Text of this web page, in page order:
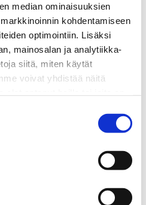
median ominaisuuksien
kohdentamiseen
optimointiin. Lisäksi
mainosalan ja analytiikka-
siitä, miten käytät
voivat yhdistää näitä
järjestää jo
Autoteknillisen
Gracella Turusta
2.12.2017. Ohjelma, hinnat
tuosta alta.
mennessä.
ry ja Turun amk Oy
Uuden autotekniikan
Pitkämatkalaisia
saamisessa
kanssa (siis jos haluaa